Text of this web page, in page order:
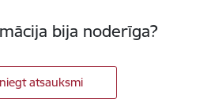
bija noderīga?
atsauksmi